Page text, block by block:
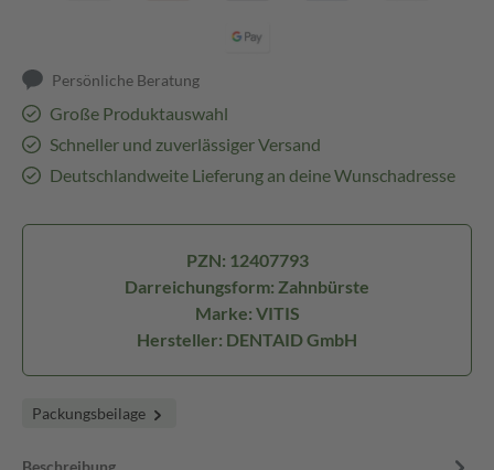
Persönliche Beratung
Große Produktauswahl
Schneller und zuverlässiger Versand
Deutschlandweite Lieferung an deine Wunschadresse
PZN: 12407793
Darreichungsform: Zahnbürste
Marke: VITIS
Hersteller: DENTAID GmbH
Packungsbeilage
Beschreibung